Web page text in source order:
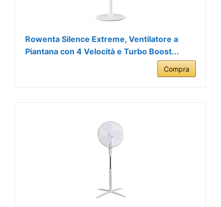
Rowenta Silence Extreme, Ventilatore a
Piantana con 4 Velocità e Turbo Boost...
Compra